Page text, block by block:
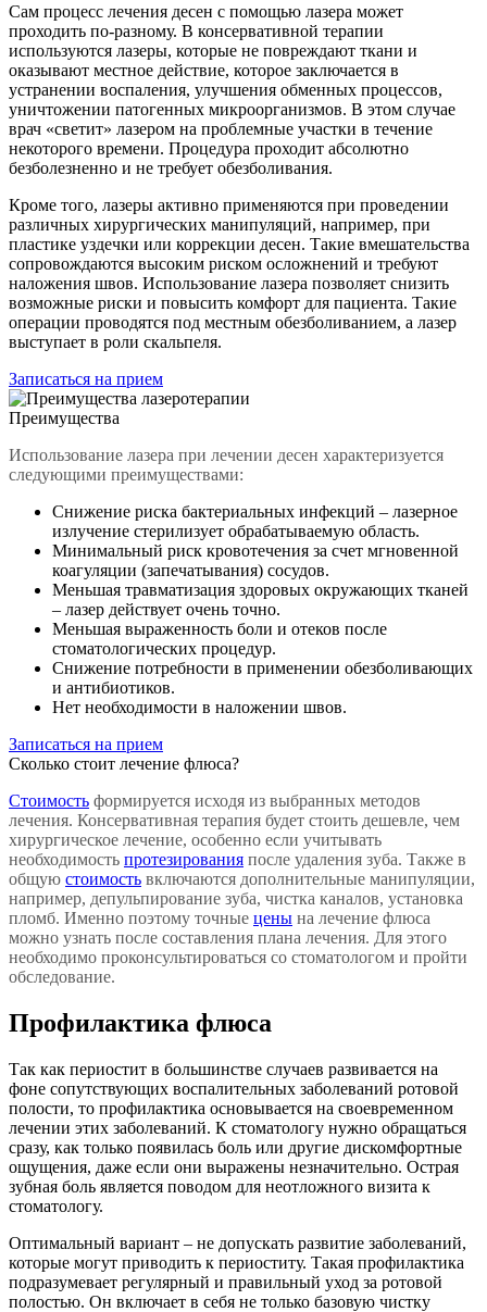
Сам процесс лечения десен с помощью лазера может
проходить по-разному. В консервативной терапии
используются лазеры, которые не повреждают ткани и
оказывают местное действие, которое заключается в
устранении воспаления, улучшения обменных процессов,
уничтожении патогенных микроорганизмов. В этом случае
врач «светит» лазером на проблемные участки в течение
некоторого времени. Процедура проходит абсолютно
безболезненно и не требует обезболивания.
Кроме того, лазеры активно применяются при проведении
различных хирургических манипуляций, например, при
пластике уздечки или коррекции десен. Такие вмешательства
сопровождаются высоким риском осложнений и требуют
наложения швов. Использование лазера позволяет снизить
возможные риски и повысить комфорт для пациента. Такие
операции проводятся под местным обезболиванием, а лазер
выступает в роли скальпеля.
Записаться на прием
Преимущества
Использование лазера при лечении десен характеризуется
следующими преимуществами:
Снижение риска бактериальных инфекций – лазерное
излучение стерилизует обрабатываемую область.
Минимальный риск кровотечения за счет мгновенной
коагуляции (запечатывания) сосудов.
Меньшая травматизация здоровых окружающих тканей
– лазер действует очень точно.
Меньшая выраженность боли и отеков после
стоматологических процедур.
Снижение потребности в применении обезболивающих
и антибиотиков.
Нет необходимости в наложении швов.
Записаться на прием
Сколько стоит лечение флюса?
Стоимость формируется исходя из выбранных методов
лечения. Консервативная терапия будет стоить дешевле, чем
хирургическое лечение, особенно если учитывать
необходимость протезирования после удаления зуба. Также в
общую стоимость включаются дополнительные манипуляции,
например, депульпирование зуба, чистка каналов, установка
пломб. Именно поэтому точные цены на лечение флюса
можно узнать после составления плана лечения. Для этого
необходимо проконсультироваться со стоматологом и пройти
обследование.
Профилактика флюса
Так как периостит в большинстве случаев развивается на
фоне сопутствующих воспалительных заболеваний ротовой
полости, то профилактика основывается на своевременном
лечении этих заболеваний. К стоматологу нужно обращаться
сразу, как только появилась боль или другие дискомфортные
ощущения, даже если они выражены незначительно. Острая
зубная боль является поводом для неотложного визита к
стоматологу.
Оптимальный вариант – не допускать развитие заболеваний,
которые могут приводить к периоститу. Такая профилактика
подразумевает регулярный и правильный уход за ротовой
полостью. Он включает в себя не только базовую чистку